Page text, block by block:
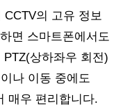
의 고유 정보
면 스마트폰에서도
상하좌우 회전)
나 이동 중에도
매우 편리합니다.